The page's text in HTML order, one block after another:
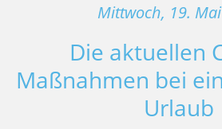
Mittwoch, 19.
Die aktuellen
Maßnahmen bei
Urlaub